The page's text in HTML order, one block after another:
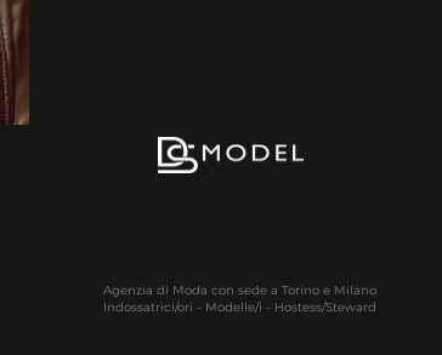
Agenzia di Moda con sede a Torino e Milano
Indossatrici/ori - Modelle/i - Hostess/Steward